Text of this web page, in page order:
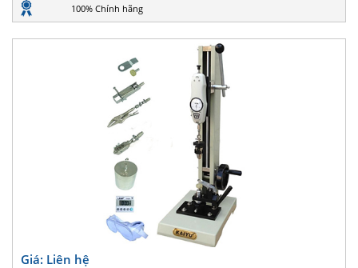
100% Chính hãng
Giá: Liên hệ